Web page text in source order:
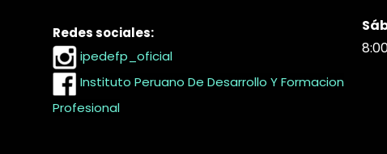
Redes sociales:
ipedefp_oficial
Instituto Peruano De Desarrollo Y Formacion
Profesional